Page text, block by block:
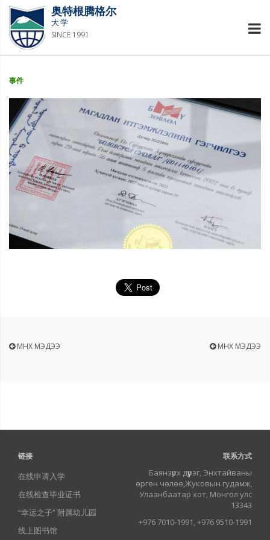
奥特根腾格尔
大学
SINCE 1991
事件
ӨМНӨХ МЭДЭЭ ӨМНӨХ МЭДЭЭ
链接
在线申请入学
在线检查毕业证书
“幸运之子” 附属幼儿园
线上图书馆
联系方式
Баянзүрх дүүрэг, Энхтайваны
өргөн чөлөө,Жуковын гудамж,
Улаанбаатар хот, Монгол улс
13343
+976 7010-1991, +976 9510-1991